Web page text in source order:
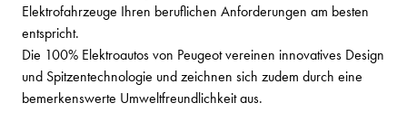
Elektrofahrzeuge Ihren beruflichen Anforderungen am besten
entspricht.
Die 100% Elektroautos von Peugeot vereinen innovatives Design
und Spitzentechnologie und zeichnen sich zudem durch eine
bemerkenswerte Umweltfreundlichkeit aus.